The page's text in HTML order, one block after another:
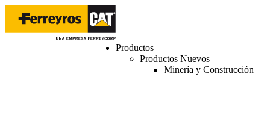
Productos
Productos Nuevos
Minería y Construcción